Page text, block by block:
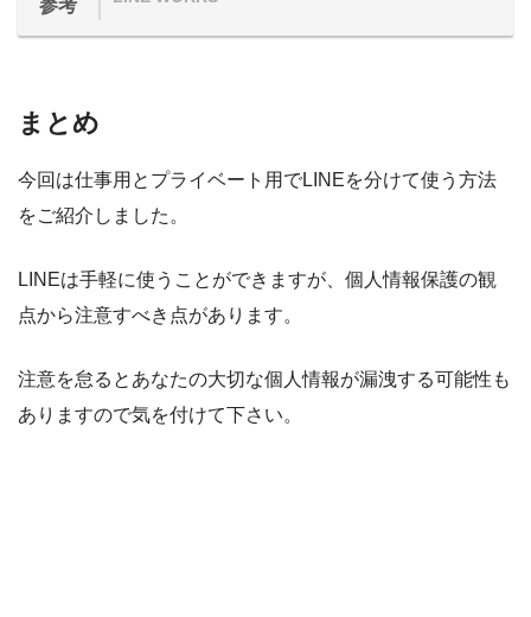
参考
まとめ
今回は仕事用とプライベート用でLINEを分けて使う方法
をご紹介しました。
LINEは手軽に使うことができますが、個人情報保護の観
点から注意すべき点があります。
注意を怠るとあなたの大切な個人情報が漏洩する可能性も
ありますので気を付けて下さい。